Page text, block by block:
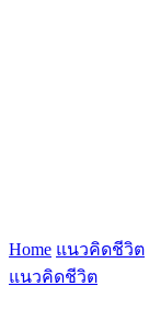
Home แนวคิดชีวิต
แนวคิดชีวิต